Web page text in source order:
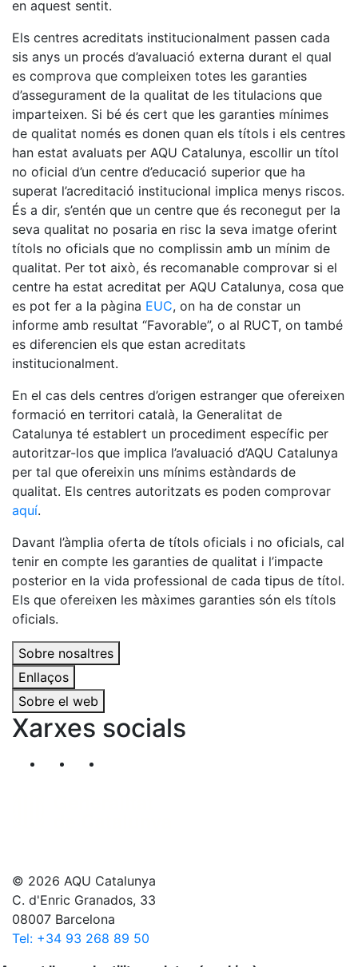
en aquest sentit.
Els centres acreditats institucionalment passen cada
sis anys un procés d’avaluació externa durant el qual
es comprova que compleixen totes les garanties
d’assegurament de la qualitat de les titulacions que
imparteixen. Si bé és cert que les garanties mínimes
de qualitat només es donen quan els títols i els centres
han estat avaluats per AQU Catalunya, escollir un títol
no oficial d’un centre d’educació superior que ha
superat l’acreditació institucional implica menys riscos.
És a dir, s’entén que un centre que és reconegut per la
seva qualitat no posaria en risc la seva imatge oferint
títols no oficials que no complissin amb un mínim de
qualitat. Per tot això, és recomanable comprovar si el
centre ha estat acreditat per AQU Catalunya, cosa que
es pot fer a la pàgina EUC, on ha de constar un
informe amb resultat “Favorable”, o al RUCT, on també
es diferencien els que estan acreditats
institucionalment.
En el cas dels centres d’origen estranger que ofereixen
formació en territori català, la Generalitat de
Catalunya té establert un procediment específic per
autoritzar-los que implica l’avaluació d’AQU Catalunya
per tal que ofereixin uns mínims estàndards de
qualitat. Els centres autoritzats es poden comprovar
aquí.
Davant l’àmplia oferta de títols oficials i no oficials, cal
tenir en compte les garanties de qualitat i l’impacte
posterior en la vida professional de cada tipus de títol.
Els que ofereixen les màximes garanties són els títols
oficials.
Sobre nosaltres
Enllaços
Sobre el web
Xarxes socials
Segueix-nos al nostre canal de Twitter
© 2026 AQU Catalunya
C. d'Enric Granados, 33
08007 Barcelona
Tel: +34 93 268 89 50